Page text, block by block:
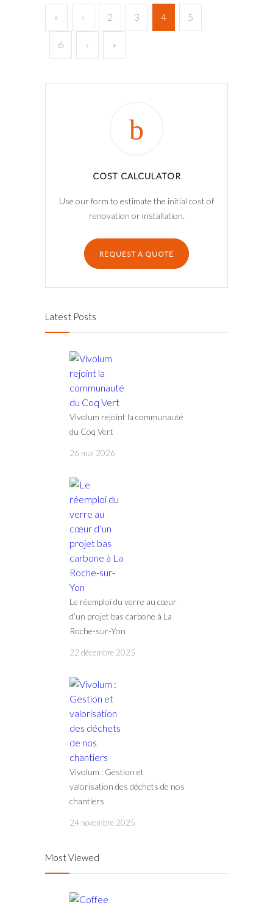
« ‹ 2 3 4 5
6 › »
COST CALCULATOR
Use our form to estimate the initial cost of
renovation or installation.
REQUEST A QUOTE
Latest Posts
Vivolum rejoint la communauté
du Coq Vert
26 mai 2026
Le réemploi du verre au cœur
d’un projet bas carbone à La
Roche-sur-Yon
22 décembre 2025
Vivolum : Gestion et
valorisation des déchets de nos
chantiers
24 novembre 2025
Most Viewed